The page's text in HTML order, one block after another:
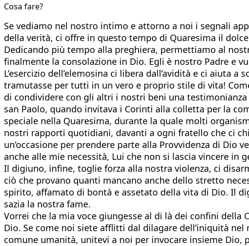
Cosa fare?
Se vediamo nel nostro intimo e attorno a noi i segnali
della verità, ci offre in questo tempo di Quaresima il
Dedicando più tempo alla preghiera, permettiamo al
finalmente la consolazione in Dio. Egli è nostro Padre e
L’esercizio dell’elemosina ci libera dall’avidità e ci aiuta
tramutasse per tutti in un vero e proprio stile di vita!
di condividere con gli altri i nostri beni una
san Paolo, quando invitava i Corinti alla colletta per la
speciale nella Quaresima, durante la quale molti
nostri rapporti quotidiani, davanti a ogni fratello che ci
un’occasione per prendere parte alla Provvidenza di
anche alle mie necessità, Lui che non si lascia vincere in
Il digiuno, infine, toglie forza alla nostra violenza, ci
ciò che provano quanti mancano anche dello stretto
spirito, affamato di bontà e assetato della vita di Dio. Il
sazia la nostra fame.
Vorrei che la mia voce giungesse al di là dei confini
Dio. Se come noi siete afflitti dal dilagare dell’iniquità
comune umanità, unitevi a noi per invocare insieme